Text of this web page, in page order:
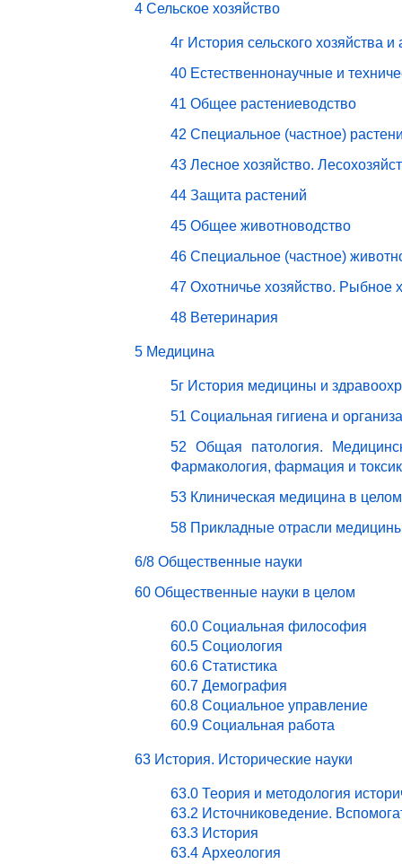
4 Сельское хозяйство
4г История сельского хозяйства
40 Естественнонаучные и
41 Общее растениеводство
42 Специальное (частное)
43 Лесное хозяйство.
44 Защита растений
45 Общее животноводство
46 Специальное (частное)
47 Охотничье хозяйство. Рыбное
48 Ветеринария
5 Медицина
5г История медицины и
51 Социальная гигиена и
52 Общая патология.
Фармакология, фармация и
53 Клиническая медицина в целом
58 Прикладные отрасли
6/8 Общественные науки
60 Общественные науки в целом
60.0 Социальная философия
60.5 Социология
60.6 Статистика
60.7 Демография
60.8 Социальное управление
60.9 Социальная работа
63 История. Исторические науки
63.0 Теория и методология
63.2 Источниковедение.
63.3 История
63.4 Археология